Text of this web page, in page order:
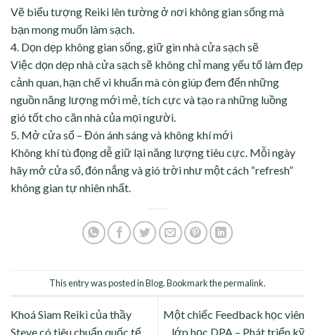
Vẽ biểu tượng Reiki lên tường ở nơi không gian sống mà
bạn mong muốn làm sạch.
4. Dọn dẹp không gian sống, giữ gìn nhà cửa sạch sẽ
Việc dọn dẹp nhà cửa sạch sẽ không chỉ mang yếu tố làm đẹp
cảnh quan, hạn chế vi khuẩn mà còn giúp đem đến những
nguồn năng lượng mới mẻ, tích cực và tạo ra những luồng
gió tốt cho căn nhà của mọi người.
5. Mở cửa sổ – Đón ánh sáng và không khí mới
Không khí tù đọng dễ giữ lại năng lượng tiêu cực. Mỗi ngày
hãy mở cửa sổ, đón nắng và gió trời như một cách “refresh”
không gian tự nhiên nhất.
This entry was posted inBlog. Bookmark thepermalink.
Khoá Siam Reiki của thầy
Steve có tiêu chuẩn quốc tế
Một chiếc Feedback học viên
lớp học DPA – Phát triển kỹ